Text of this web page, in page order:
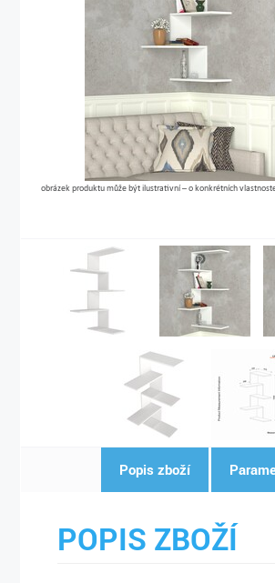
obrázek produktu může být ilustrativní – o konkrétních
Popis zboží
POPIS ZBOŽÍ